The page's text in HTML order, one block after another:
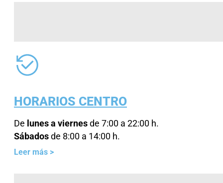
HORARIOS CENTRO
De lunes a viernesde 7:00 a 22:00 h.
Sábadosde 8:00 a 14:00 h.
Domingos
Leer más >